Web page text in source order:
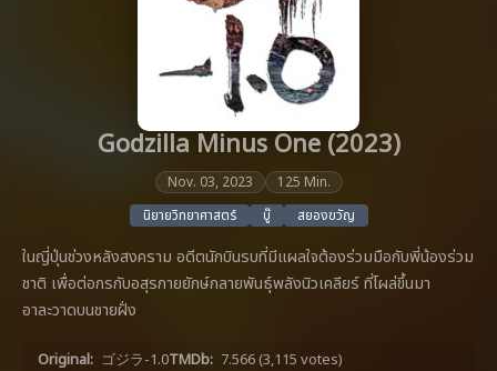
Godzilla Minus One (2023)
Nov. 03, 2023
125 Min.
นิยายวิทยาศาสตร์
บู๊ สยองขวัญ
ในญี่ปุ่นช่วงหลังสงคราม อดีตนักบินรบที่มีแผลใจต้องร่วมมือกับพี่น้องร่วม
ชาติ เพื่อต่อกรกับอสุรกายยักษ์กลายพันธุ์พลังนิวเคลียร์ ที่โผล่ขึ้นมา
อาละวาดบนชายฝั่ง
Original: ゴジラ-1.0TMDb: 7.566 (3,115 votes)